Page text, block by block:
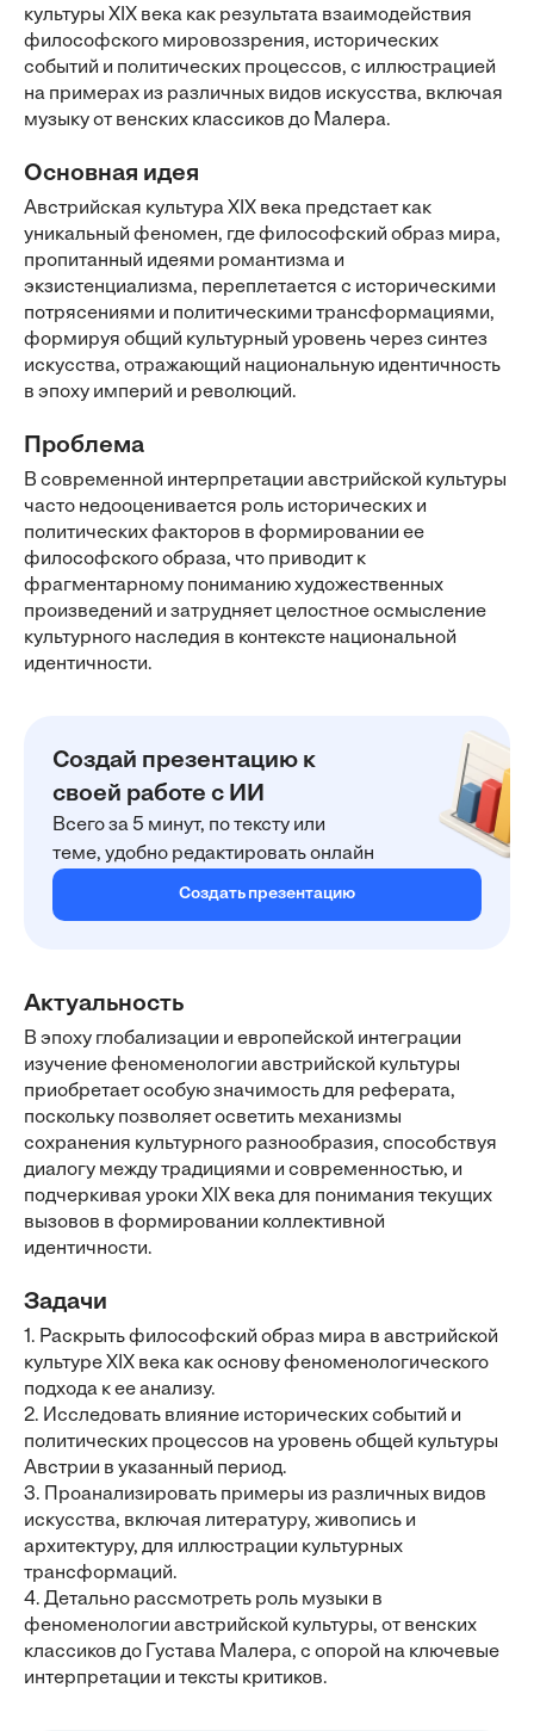
культуры XIX века как результата взаимодействия
философского мировоззрения, исторических
событий и политических процессов, с иллюстрацией
на примерах из различных видов искусства, включая
музыку от венских классиков до Малера.
Основная идея
Австрийская культура XIX века предстает как
уникальный феномен, где философский образ мира,
пропитанный идеями романтизма и
экзистенциализма, переплетается с историческими
потрясениями и политическими трансформациями,
формируя общий культурный уровень через синтез
искусства, отражающий национальную идентичность
в эпоху империй и революций.
Проблема
В современной интерпретации австрийской культуры
часто недооценивается роль исторических и
политических факторов в формировании ее
философского образа, что приводит к
фрагментарному пониманию художественных
произведений и затрудняет целостное осмысление
культурного наследия в контексте национальной
идентичности.
Создай презентацию к
своей работе с ИИ
Всего за 5 минут, по тексту или
теме, удобно редактировать онлайн
Создать презентацию
Актуальность
В эпоху глобализации и европейской интеграции
изучение феноменологии австрийской культуры
приобретает особую значимость для реферата,
поскольку позволяет осветить механизмы
сохранения культурного разнообразия, способствуя
диалогу между традициями и современностью, и
подчеркивая уроки XIX века для понимания текущих
вызовов в формировании коллективной
идентичности.
Задачи
1. Раскрыть философский образ мира в австрийской
культуре XIX века как основу феноменологического
подхода к ее анализу.
2. Исследовать влияние исторических событий и
политических процессов на уровень общей культуры
Австрии в указанный период.
3. Проанализировать примеры из различных видов
искусства, включая литературу, живопись и
архитектуру, для иллюстрации культурных
трансформаций.
4. Детально рассмотреть роль музыки в
феноменологии австрийской культуры, от венских
классиков до Густава Малера, с опорой на ключевые
интерпретации и тексты критиков.